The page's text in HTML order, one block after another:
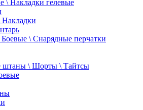
\ Накладки гелевые
\ Снарядные перчатки
штаны \ Шорты \ Тайтсы